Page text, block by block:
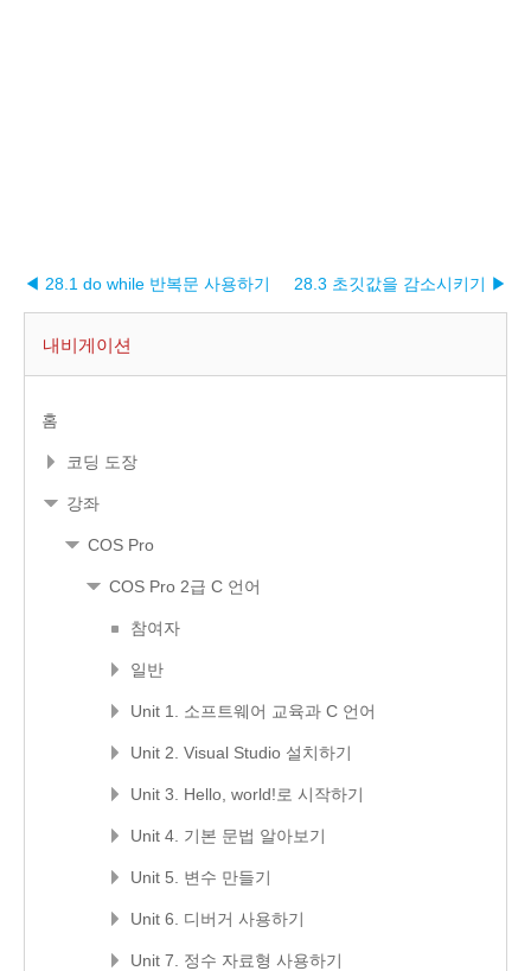
◀ 28.1 do while 반복문 사용하기 28.3 초깃값을 감소시키기 ▶︎
내비게이션
홈
코딩 도장
강좌
COS Pro
COS Pro 2급 C 언어
참여자
일반
Unit 1. 소프트웨어 교육과 C 언어
Unit 2. Visual Studio 설치하기
Unit 3. Hello, world!로 시작하기
Unit 4. 기본 문법 알아보기
Unit 5. 변수 만들기
Unit 6. 디버거 사용하기
Unit 7. 정수 자료형 사용하기